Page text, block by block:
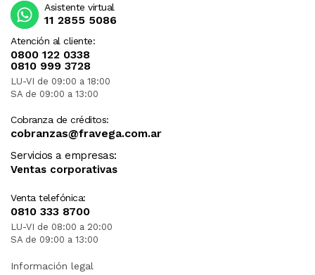
Atención al cliente:
0800 122 0338
0810 999 3728
LU-VI de 09:00 a 18:00
SA de 09:00 a 13:00
Cobranza de créditos:
cobranzas@fravega.com.ar
Servicios a empresas:
Ventas corporativas
Venta telefónica:
0810 333 8700
LU-VI de 08:00 a 20:00
SA de 09:00 a 13:00
Asistente virtual
11 2855 5086
Información legal